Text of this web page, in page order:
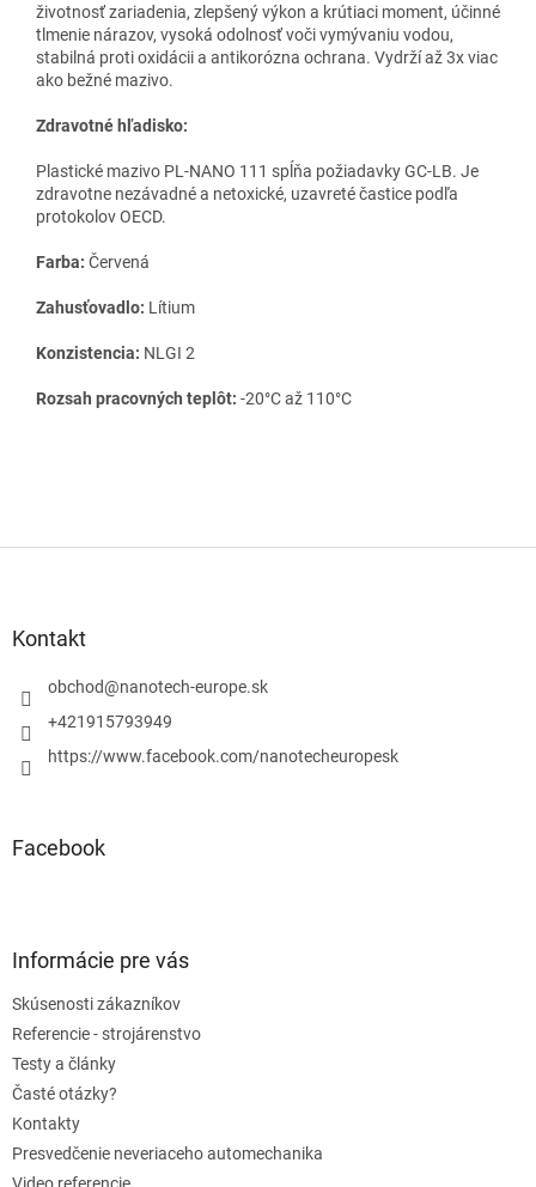
životnosť zariadenia, zlepšený výkon a krútiaci moment, účinné
tlmenie nárazov, vysoká odolnosť voči vymývaniu vodou,
stabilná proti oxidácii a antikorózna ochrana. Vydrží až 3x viac
ako bežné mazivo.
Zdravotné hľadisko:
Plastické mazivo PL-NANO 111 spĺňa požiadavky GC-LB. Je
zdravotne nezávadné a netoxické, uzavreté častice podľa
protokolov OECD.
Farba: Červená
Zahusťovadlo: Lítium
Konzistencia: NLGI 2
Rozsah pracovných teplôt: -20°C až 110°C
Kontakt
obchod@nanotech-europe.sk
+421915793949
https://www.facebook.com/nanotecheuropesk
Facebook
Informácie pre vás
Skúsenosti zákazníkov
Referencie - strojárenstvo
Testy a články
Časté otázky?
Kontakty
Presvedčenie neveriaceho automechanika